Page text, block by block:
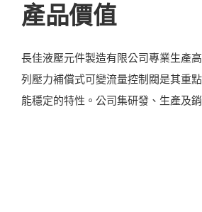
產品價值
長佳液壓元件製造有限公司專業生產
列壓力補償式可變流量控制閥是其重
能穩定的特性。公司集研發、生產及